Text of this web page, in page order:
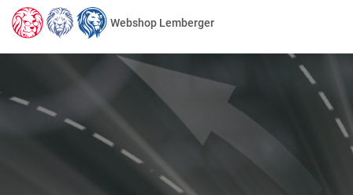
Webshop Lemberger